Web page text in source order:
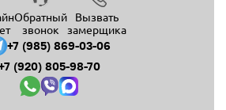
Обратный
звонок
Вызвать
замерщика
+7 (985) 869-03-06
(920) 805-98-70